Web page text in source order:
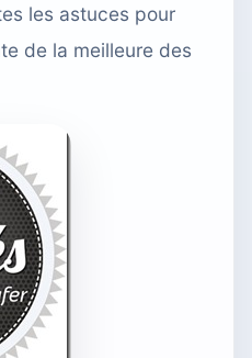
les astuces pour
de la meilleure des